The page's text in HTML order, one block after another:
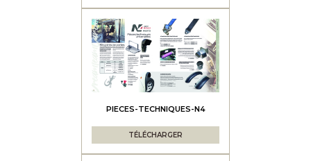
PIECES-TECHNIQUES-N4
TÉLÉCHARGER